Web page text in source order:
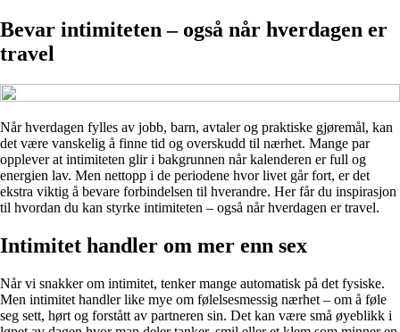
Bevar intimiteten – også når hverdagen er
travel
Når hverdagen fylles av jobb, barn, avtaler og praktiske gjøremål, kan
det være vanskelig å finne tid og overskudd til nærhet. Mange par
opplever at intimiteten glir i bakgrunnen når kalenderen er full og
energien lav. Men nettopp i de periodene hvor livet går fort, er det
ekstra viktig å bevare forbindelsen til hverandre. Her får du inspirasjon
til hvordan du kan styrke intimiteten – også når hverdagen er travel.
Intimitet handler om mer enn sex
Når vi snakker om intimitet, tenker mange automatisk på det fysiske.
Men intimitet handler like mye om følelsesmessig nærhet – om å føle
seg sett, hørt og forstått av partneren sin. Det kan være små øyeblikk i